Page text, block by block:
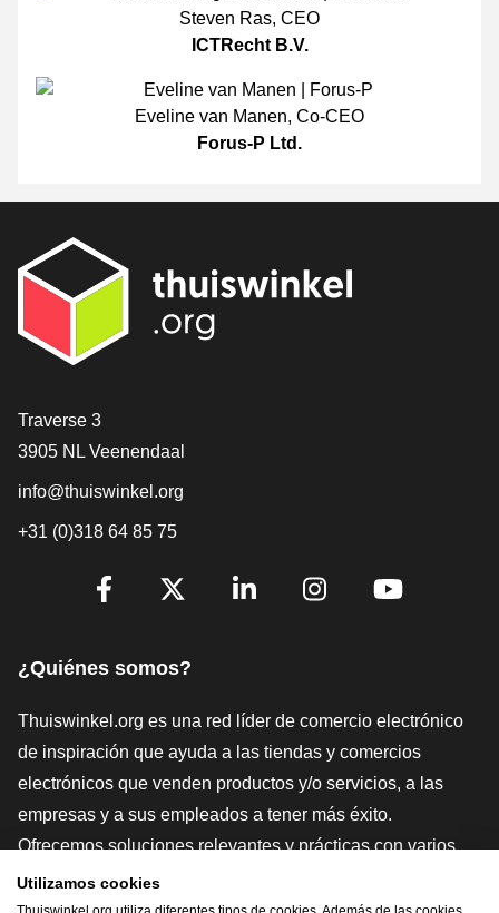
Steven Ras, CEO
ICTRecht B.V.
Eveline van Manen, Co-CEO
Forus-P Ltd.
[_General:Contact]
Traverse 3
3905 NL Veenendaal
info@thuiswinkel.org
+31 (0)318 64 85 75
[_General:SocialMediaTitle]
¿Quiénes somos?
Thuiswinkel.org es una red líder de comercio electrónico
de inspiración que ayuda a las tiendas y comercios
electrónicos que venden productos y/o servicios, a las
empresas y a sus empleados a tener más éxito.
Ofrecemos soluciones relevantes y prácticas con varios
sellos de confianza, Thuiswinkel Reviews, herramientas y
asesoramiento jurídico, defensa, estudios de mercado, y
Utilizamos cookies